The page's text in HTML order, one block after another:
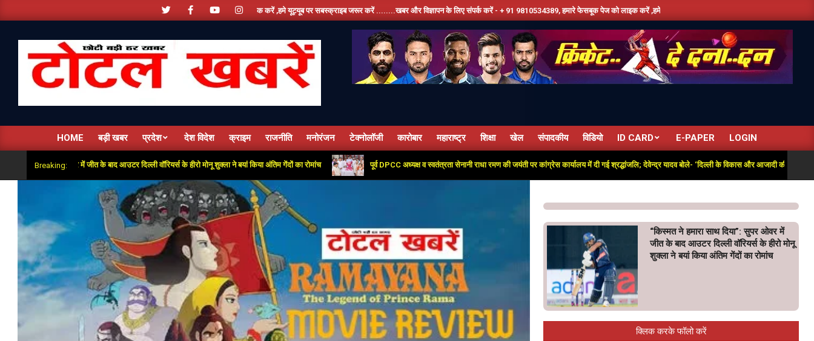
to
करें - + 91 9810534389, हमारे फेसबूक पेज को लाइक करें ,हमे यूट्यूब पर सबस्क्राइब जरूर करें ........खबर और विज्ञापन के लिए संपर्क करें - + 91 9810534389, हमारे फेसबूक पेज को लाइक करें ,हमे यूट्यूब पर सबस्क्राइब जरूर करें,दिन भर की तमाम छोटी बड़ी खबरों के लिए बने रहे हमारे साथ
Primary
Navigation
HOME बड़ी खबर प्रदेश देश विदेश क्राइम राजनीति मनोरंजन टेक्नोलॉजी कारोबार महाराष्ट्र शिक्षा खेल संपादकीय विडियो ID CARD E-PAPER LOGIN
Breaking:
जीत के बाद आउटर दिल्ली वॉरियर्स के हीरो मोनू शुक्ला ने बयां किया अंतिम गेंदों का रोमांच पूर्व DPCC अध्यक्ष व स्वतंत्रता सेनानी राधा रमण की जयंती पर कांग्रेस कार्यालय में दी गई श्रद्धांजलि; देवेन्द्र यादव बोले- ‘दिल्ली के विकास और आजादी की लड़ाई में अतुलनीय योगदान’
“किस्मत ने हमारा साथ दिया”: सुपर ओवर में
जीत के बाद आउटर दिल्ली वॉरियर्स के हीरो मोनू
शुक्ला ने बयां किया अंतिम गेंदों का रोमांच
क्लिक करके फॉलो करें